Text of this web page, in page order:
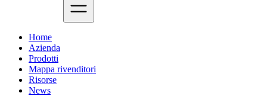
Home
Azienda
Prodotti
Mappa rivenditori
Risorse
News